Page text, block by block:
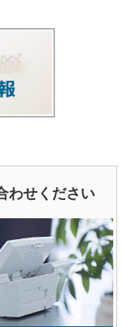
わせください